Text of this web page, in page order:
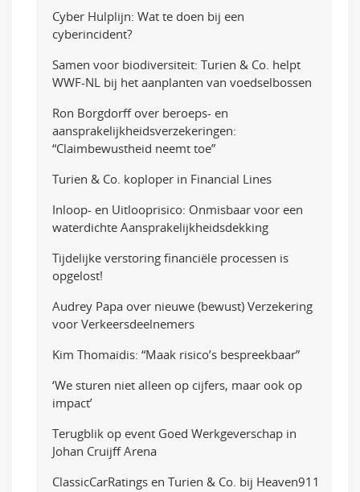
Cyber Hulplijn: Wat te doen bij een
cyberincident?
Samen voor biodiversiteit: Turien & Co. helpt
WWF-NL bij het aanplanten van voedselbossen
Ron Borgdorff over beroeps- en
aansprakelijkheidsverzekeringen:
“Claimbewustheid neemt toe”
Turien & Co. koploper in Financial Lines
Inloop- en Uitlooprisico: Onmisbaar voor een
waterdichte Aansprakelijkheidsdekking
Tijdelijke verstoring financiële processen is
opgelost!
Audrey Papa over nieuwe (bewust) Verzekering
voor Verkeersdeelnemers
Kim Thomaidis: “Maak risico’s bespreekbaar”
‘We sturen niet alleen op cijfers, maar ook op
impact’
Terugblik op event Goed Werkgeverschap in
Johan Cruijff Arena
ClassicCarRatings en Turien & Co. bij Heaven911